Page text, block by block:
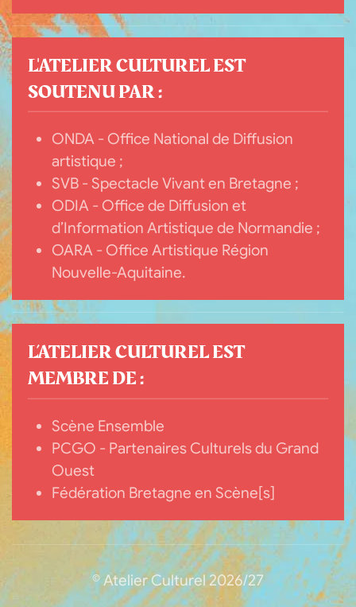
L'ATELIER CULTUREL EST
SOUTENU PAR :
ONDA - Office National de Diffusion
artistique ;
SVB - Spectacle Vivant en Bretagne ;
ODIA - Office de Diffusion et
d’Information Artistique de Normandie ;
OARA - Office Artistique Région
Nouvelle-Aquitaine.
L’ATELIER CULTUREL EST
MEMBRE DE :
Scène Ensemble
PCGO - Partenaires Culturels du Grand
Ouest
Fédération Bretagne en Scène[s]
© Atelier Culturel 2026/27